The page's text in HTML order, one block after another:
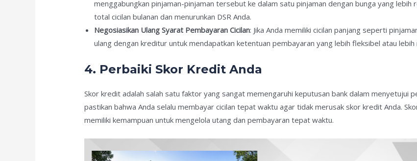
menggabungkan pinjaman-pinjaman tersebut ke dalam satu pinjaman dengan bunga yang lebih
total cicilan bulanan dan menurunkan DSR Anda.
Negosiasikan Ulang Syarat Pembayaran Cicilan: Jika Anda memiliki cicilan panjang seperti
ulang dengan kreditur untuk mendapatkan ketentuan pembayaran yang lebih fleksibel atau lebih
4. Perbaiki Skor Kredit Anda
Skor kredit adalah salah satu faktor yang sangat memengaruhi keputusan bank dalam menyetujui
pastikan bahwa Anda selalu membayar cicilan tepat waktu agar tidak merusak skor kredit Anda.
memiliki kemampuan untuk mengelola utang dan pembayaran tepat waktu.